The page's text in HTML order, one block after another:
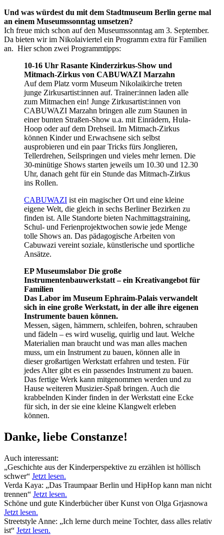
Und was würdest du mit dem Stadtmuseum Berlin gerne mal
an einem Museumssonntag umsetzen?
Ich freue mich schon auf den Museumssonntag am 3. September.
Da bieten wir im Nikolaiviertel ein Programm extra für Familien
an. Hier schon zwei Programmtipps:
10-16 Uhr Rasante Kinderzirkus-Show und
Mitmach-Zirkus von CABUWAZI Marzahn
Auf dem Platz vorm Museum Nikolaikirche treten
junge Zirkusartist:innen auf. Trainer:innen laden alle
zum Mitmachen ein! Junge Zirkusartist:innen von
CABUWAZI Marzahn bringen alle zum Staunen in
einer bunten Straßen-Show u.a. mit Einrädern, Hula-
Hoop oder auf dem Drehseil. Im Mitmach-Zirkus
können Kinder und Erwachsene sich selbst
ausprobieren und ein paar Tricks fürs Jonglieren,
Tellerdrehen, Seilspringen und vieles mehr lernen. Die
30-minütige Shows starten jeweils um 10.30 und 12.30
Uhr, danach geht für ein Stunde das Mitmach-Zirkus
ins Rollen.
CABUWAZI ist ein magischer Ort und eine kleine
eigene Welt, die gleich in sechs Berliner Bezirken zu
finden ist. Alle Standorte bieten Nachmittagstraining,
Schul- und Ferienprojektwochen sowie jede Menge
tolle Shows an. Das pädagogische Arbeiten von
Cabuwazi vereint soziale, künstlerische und sportliche
Ansätze.
EP Museumslabor Die große
Instrumentenbauwerkstatt – ein Kreativangebot für
Familien
Das Labor im Museum Ephraim-Palais verwandelt
sich in eine große Werkstatt, in der alle ihre eigenen
Instrumente bauen können.
Messen, sägen, hämmern, schleifen, bohren, schrauben
und fädeln – es wird wuselig, quirlig und laut. Welche
Materialien man braucht und was man alles machen
muss, um ein Instrument zu bauen, können alle in
dieser großartigen Werkstatt erfahren und testen. Für
jedes Alter gibt es ein passendes Instrument zu bauen.
Das fertige Werk kann mitgenommen werden und zu
Hause weiteren Musizier-Spaß bringen. Auch die
krabbelnden Kinder finden in der Werkstatt eine Ecke
für sich, in der sie eine kleine Klangwelt erleben
können.
Danke, liebe Constanze!
Auch interessant:
„Geschichte aus der Kinderperspektive zu erzählen ist höllisch
schwer“ Jetzt lesen.
Verda Kaya: „Das Traumpaar Berlin und HipHop kann man nicht
trennen“ Jetzt lesen.
Schöne und gute Kinderbücher über Kunst von Olga Grjasnowa
Jetzt lesen.
Streetstyle Anne: „Ich lerne durch meine Tochter, dass alles relativ
ist“ Jetzt lesen.